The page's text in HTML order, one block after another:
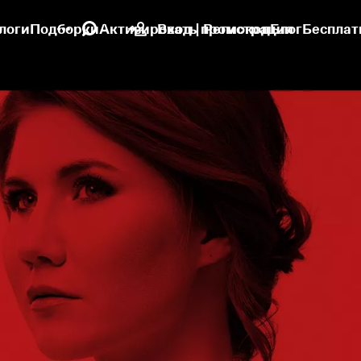
ПодборкиАктивировать промокодБлог
Вход | Регистрация